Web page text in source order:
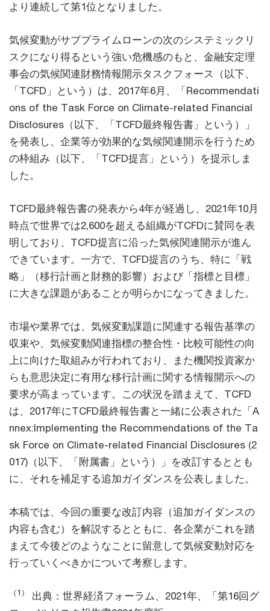
より連続して第1位となりました。
気候変動がサブプライムローンの次のシステミックリ
スクになり得るという強い危機感のもと、金融安定理
事会の気候関連財務情報開示タスクフォース（以下、
「TCFD」という）は、2017年6月、「Recommendati
ons of the Task Force on Climate-related Financial
Disclosures（以下、「TCFD最終報告書」という）」
を発表し、企業等が効果的な気候関連開示を行うため
の枠組み（以下、「TCFD提言」という）を提示しま
した。
TCFD最終報告書の発表から4年が経過し、2021年10月
時点で世界では2,600を超える組織がTCFDに賛同を表
明しており、TCFD提言に沿った気候関連開示が進ん
できています。一方で、TCFD提言のうち、特に「戦
略」（移行計画と財務的影響）および「指標と目標」
に大きな課題があることが明らかになってきました。
市場や業界では、気候変動課題に関連する報告基準の
収束や、気候変動関連指標の整合性・比較可能性の向
上に向けた取組みが行われており、また機関投資家か
らも意思決定に有用な移行計画に関する情報開示への
要求が高まっています。この状況を踏まえて、TCFD
は、2017年にTCFD最終報告書と一緒に公表された「A
nnex:Implementing the Recommendations of the Ta
sk Force on Climate-related Financial Disclosures (2
017)（以下、「附属書」という）」を改訂するととも
に、それを補足する追加ガイダンスを公表しました。
本稿では、今回の重要な改訂内容（追加ガイダンスの
内容も含む）を解説するとともに、各企業がこれを踏
まえて今後どのようなことに留意して気候変動対応を
行っていくべきかについて考察します。
（1）
出典：世界経済フォーラム、2021年、「第16回グ